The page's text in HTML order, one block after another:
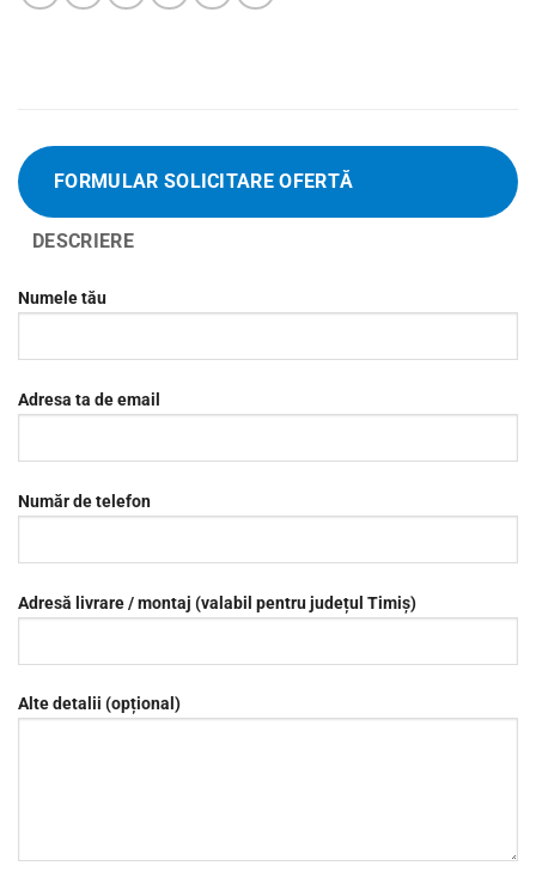
FORMULAR SOLICITARE OFERTĂ
DESCRIERE
Numele tău
Adresa ta de email
Număr de telefon
Adresă livrare / montaj (valabil pentru județul Timiș)
Alte detalii (opțional)